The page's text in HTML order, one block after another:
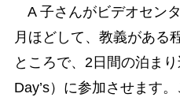
A 子さんがビデオセン
月ほどして、教義がある
ところで、2日間の泊ま
Day’s）に参加させます